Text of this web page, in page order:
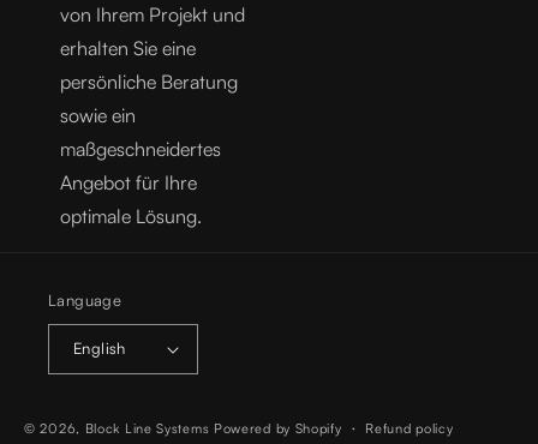
von Ihrem Projekt und
erhalten Sie eine
persönliche Beratung
sowie ein
maßgeschneidertes
Angebot für Ihre
optimale Lösung.
Language
English
© 2026, Block Line Systems Powered by Shopify Refund policy